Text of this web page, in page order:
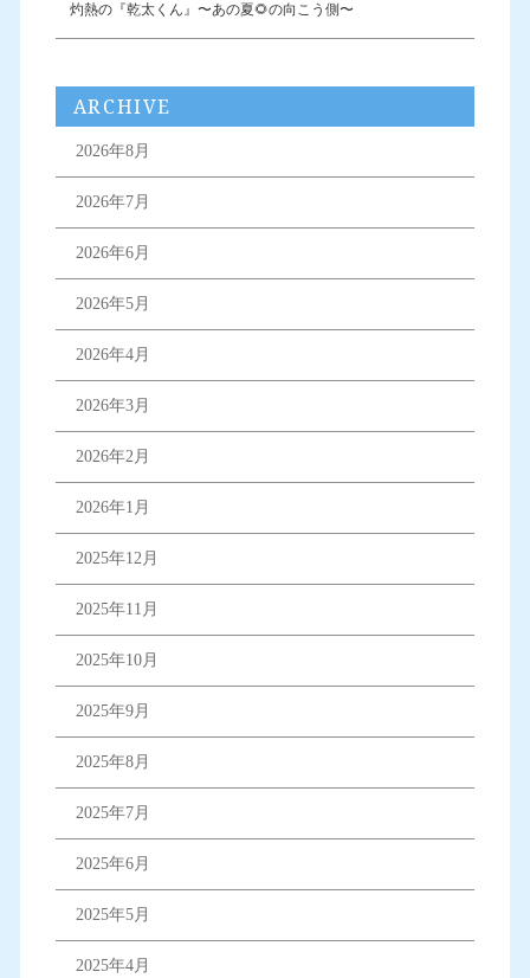
灼熱の『乾太くん』〜あの夏🌻の向こう側〜
ARCHIVE
2026年8月
2026年7月
2026年6月
2026年5月
2026年4月
2026年3月
2026年2月
2026年1月
2025年12月
2025年11月
2025年10月
2025年9月
2025年8月
2025年7月
2025年6月
2025年5月
2025年4月